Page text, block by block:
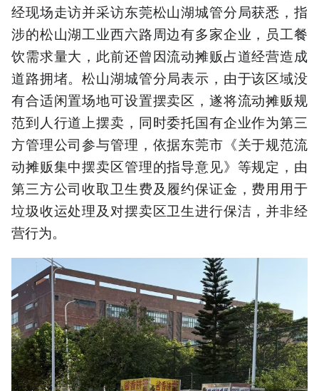
经现场走访并采访东莞松山湖城管分局获悉，指
涉的松山湖工业西六路周边有多家企业，员工餐
饮需求量大，此前还曾因流动摊贩占道经营造成
道路拥堵。松山湖城管分局表示，由于该区域没
有合适闲置场地可设置摆卖区，遂将流动摊贩规
范到人行道上摆卖，同时委托国有企业作为第三
方管理公司参与管理，依据东莞市《关于规范流
动摊贩集中摆卖区管理的指导意见》等规定，由
第三方公司收取卫生费及履约保证金，费用用于
垃圾收运处理及对摆卖区卫生进行保洁，并非经
营行为。